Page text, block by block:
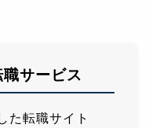
サービス
た転職サイト